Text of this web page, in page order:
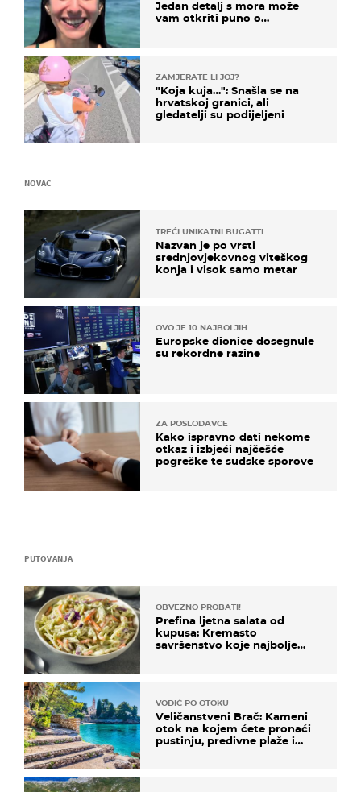
Jedan detalj s mora može
vam otkriti puno o
ZAMJERATE LI JOJ?
"Koja kuja…": Snašla se na
hrvatskoj granici, ali
gledatelji su podijeljeni
PUTOVANJA
OBVEZNO PROBATI!
Prefina ljetna salata od
kupusa: Kremasto
savršenstvo koje najbolje
VODIČ PO OTOKU
Veličanstveni Brač: Kameni
otok na kojem ćete pronaći
pustinju, predivne plaže i
NOVAC
TREĆI UNIKATNI BUGATTI
Nazvan je po vrsti
srednjovjekovnog viteškog
konja i visok samo metar
OVO JE 10 NAJBOLJIH
Europske dionice dosegnule
su rekordne razine
ZA POSLODAVCE
Kako ispravno dati nekome
otkaz i izbjeći najčešće
pogreške te sudske sporove